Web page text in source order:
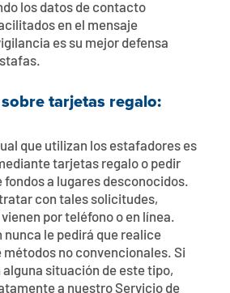
los datos de contacto
en el mensaje
es su mejor defensa
tarjetas regalo:
que utilizan los estafadores es
tarjetas regalo o pedir
a lugares desconocidos.
con tales solicitudes,
por teléfono o en línea.
nunca le pedirá que realice
métodos no convencionales. Si
situación de este tipo,
a nuestro Servicio de